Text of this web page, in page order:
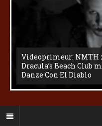
Videoprimeur: NMTH
Dracula’s Beach Club
Danze Con El Diablo